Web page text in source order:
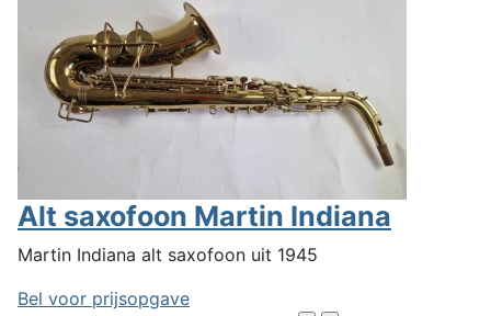
Alt saxofoon Martin Indiana
Martin Indiana alt saxofoon uit 1945
Bel voor prijsopgave